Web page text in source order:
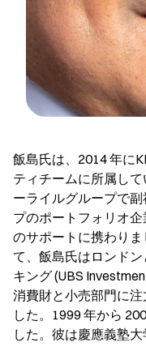
飯島氏は、2014 年に
ティチームに所属し
ーライルグループで
プのポートフォリオ
のサポートに携わり
て、飯島氏はロンド
キング (UBS
消費財と小売部門に
した。1999 年から
した。彼は慶應義塾